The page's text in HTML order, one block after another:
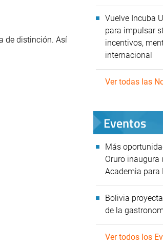
de distinción. Así
Vuelve Incuba
para impulsar
incentivos,
internacional
Ver todas las
Eventos
Más
Oruro inaugura
Academia para
Bolivia
de la
Ver todos los